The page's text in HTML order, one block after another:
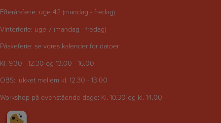
Efterårsferie: uge 42 (mandag - fredag)
Vinterferie: uge 7 (mandag - fredag)
Påskeferie: se vores kalender for datoer
Kl. 9.30 - 12.30 og 13.00 - 16.00
OBS: lukket mellem kl. 12.30 - 13.00
Workshop på ovenstående dage: Kl. 10.30 og kl. 14.00